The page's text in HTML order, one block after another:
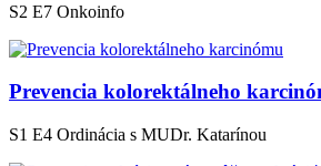
S2 E7 Onkoinfo
Prevencia kolorektálneho
S1 E4 Ordinácia s MUDr. Katarínou